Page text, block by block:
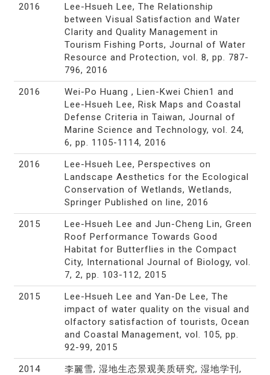
2016
Lee-Hsueh Lee, The Relationship
between Visual Satisfaction and Water
Clarity and Quality Management in
Tourism Fishing Ports, Journal of Water
Resource and Protection, vol. 8, pp. 787-
796, 2016
2016
Wei-Po Huang , Lien-Kwei Chien1 and
Lee-Hsueh Lee, Risk Maps and Coastal
Defense Criteria in Taiwan, Journal of
Marine Science and Technology, vol. 24,
6, pp. 1105-1114, 2016
2016
Lee-Hsueh Lee, Perspectives on
Landscape Aesthetics for the Ecological
Conservation of Wetlands, Wetlands,
Springer Published on line, 2016
2015
Lee-Hsueh Lee and Jun-Cheng Lin, Green
Roof Performance Towards Good
Habitat for Butterflies in the Compact
City, International Journal of Biology, vol.
7, 2, pp. 103-112, 2015
2015
Lee-Hsueh Lee and Yan-De Lee, The
impact of water quality on the visual and
olfactory satisfaction of tourists, Ocean
and Coastal Management, vol. 105, pp.
92-99, 2015
2014
李麗雪, 湿地生态景观美质研究, 湿地学刊,